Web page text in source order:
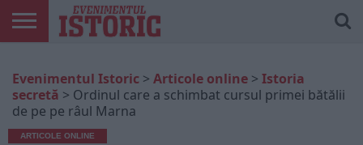
ONLINE
EDIȚII
TIPĂRITE
ISTORIC
PLAY
CONTUL
MEU
Evenimentul Istoric > Articole online > Istoria
secretă > Ordinul care a schimbat cursul primei bătălii
de pe pe râul Marna
ARTICOLE ONLINE